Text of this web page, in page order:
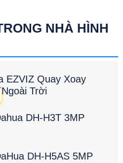
NHÀ HÌNH
EZVIZ Quay Xoay
Ngoài Trời
DH-H3T 3MP
DH-H5AS 5MP